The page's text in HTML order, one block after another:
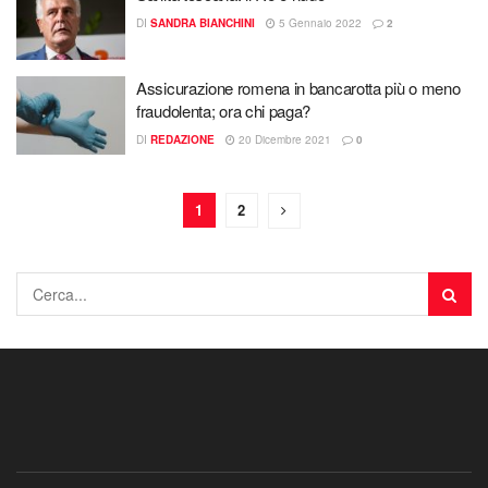
DI SANDRA BIANCHINI 5 Gennaio 2022 2
Assicurazione romena in bancarotta più o meno
fraudolenta; ora chi paga?
DI REDAZIONE 20 Dicembre 2021 0
1 2